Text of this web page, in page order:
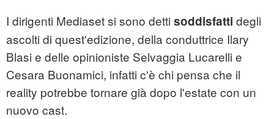
I dirigenti Mediaset si sono detti soddisfatti degli
ascolti di quest'edizione, della conduttrice Ilary
Blasi e delle opinioniste Selvaggia Lucarelli e
Cesara Buonamici, infatti c'è chi pensa che il
reality potrebbe tornare già dopo l'estate con un
nuovo cast.